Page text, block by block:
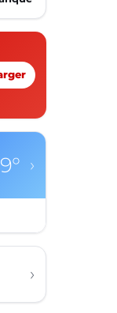
›
›